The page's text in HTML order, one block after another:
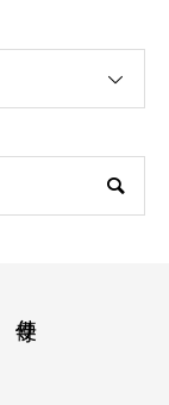
寺便り